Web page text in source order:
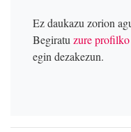
Ez daukazu zorion
Begiratu zure profilko
egin dezakezun.